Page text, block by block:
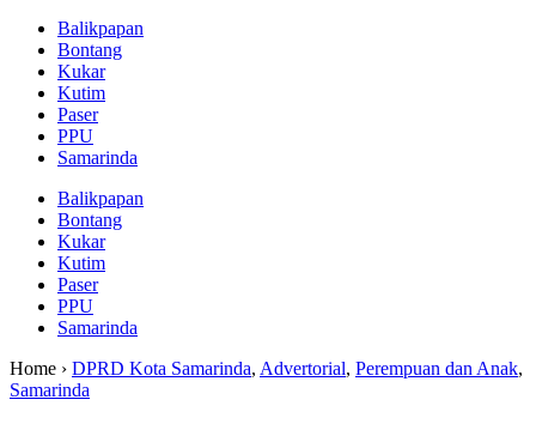
Balikpapan
Bontang
Kukar
Kutim
Paser
PPU
Samarinda
Balikpapan
Bontang
Kukar
Kutim
Paser
PPU
Samarinda
Home › DPRD Kota Samarinda, Advertorial, Perempuan dan Anak,
Samarinda